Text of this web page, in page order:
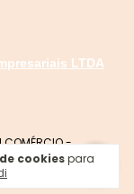
cookiespara
LTDA
COMÉRCIO -